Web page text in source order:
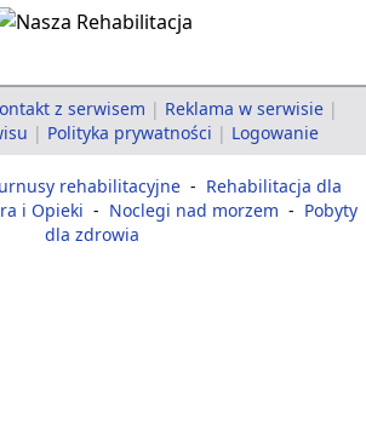
z serwisem | Reklama w serwisie |
| Polityka prywatności | Logowanie
rehabilitacyjne - Rehabilitacja dla
i Opieki - Noclegi nad morzem - Pobyty
dla zdrowia